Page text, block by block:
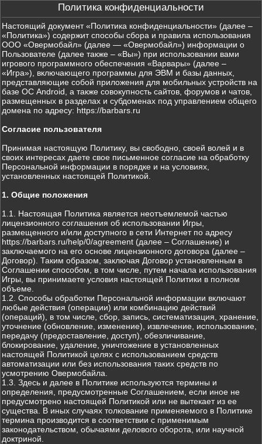
Политика конфиденциальности
Настоящий документ «Политика конфиденциальности» (далее –
«Политика») содержит способы сбора и правила использования
ООО «Овермобайл» (далее — «Овермобайл») информации о
Пользователе (далее также – «Вы») при использовании вами
игрового программного обеспечения «Варвары» (далее –
«Игра»), включающего программы для ЭВМ и базы данных,
представляющие собой приложения для мобильных устройств на
базе ОС Android, а также совокупность сайтов, форумов и чатов,
размещенных в разделах и субдоменах под управлением общего
домена по адресу: https://barbars.ru
Согласие пользователя
Принимая настоящую Политику, вы свободно, своей волей и в
своих интересах даете свое письменное согласие на обработку
Персональной информации в порядке и на условиях,
установленных настоящей Политикой.
1. Общие положения
1.1. Настоящая Политика является неотъемлемой частью
лицензионного соглашения об использовании Игры,
размещенного и/или доступного в сети Интернет по адресу
https://barbars.ru/help/0/agreement (далее – Соглашение) и
заключаемого на его основе лицензионного договора (далее –
Договор). Таким образом, заключая Договор установленным в
Соглашении способом, в том числе, путем начала использования
Игры, вы принимаете условия настоящей Политики в полном
объеме.
1.2. Способы обработки Персональной информации включают
любые действия (операции) или комбинацию действий
(операций), в том числе, сбор, запись, систематизация, хранение,
уточнение (обновление, изменение), извлечение, использование,
передачу (предоставление, доступ), обезличивание,
блокирование, удаление, уничтожение в установленных
настоящей Политикой целях с использованием средств
автоматизации или без использования таких средств по
усмотрению Овермобайла.
1.3. Здесь и далее в Политике используются термины и
определения, предусмотренные Соглашением, если иное не
предусмотрено настоящей Политикой или не вытекает из ее
существа. В иных случаях толкование применяемого в Политике
термина производится в соответствии с применимым
законодательством, обычаями делового оборота, или научной
доктриной.